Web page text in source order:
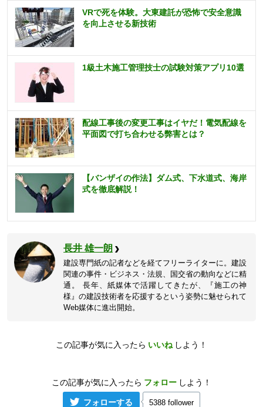
VRで死を体験。大東建託が恐怖で安全意識
を向上させる新技術
1級土木施工管理技士の試験対策アプリ10選
配線工事後の変更工事はイヤだ！電気配線を
平面図で打ち合わせる弊害とは？
【バンザイの作法】ダム式、下水道式、海岸
式を徹底解説！
長井 雄一朗
建設専門紙の記者などを経てフリーライターに。建設
関連の事件・ビジネス・法規、国交省の動向などに精
通。 長年、紙媒体で活躍してきたが、『施工の神
様』の建設技術者を応援するという姿勢に魅せられて
Web媒体に進出開始。
この記事が気に入ったら いいね しよう！
この記事が気に入ったら フォロー しよう！
フォローする 5388 follower